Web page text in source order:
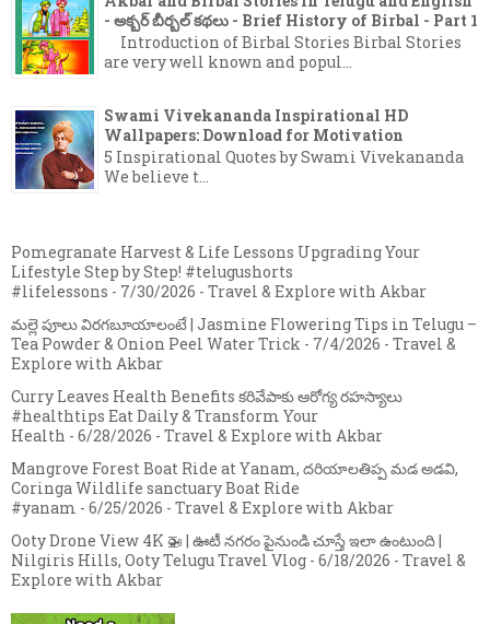
- అక్బర్ బీర్బల్ కథలు - Brief History of Birbal - Part 1
Introduction of Birbal Stories Birbal Stories
are very well known and popul...
Swami Vivekananda Inspirational HD
Wallpapers: Download for Motivation
5 Inspirational Quotes by Swami Vivekananda
We believe t...
Pomegranate Harvest & Life Lessons Upgrading Your
Lifestyle Step by Step! #telugushorts
#lifelessons - 7/30/2026 - Travel & Explore with Akbar
మల్లె పూలు విరగబూయాలంటే | Jasmine Flowering Tips in Telugu –
Tea Powder & Onion Peel Water Trick - 7/4/2026 - Travel &
Explore with Akbar
Curry Leaves Health Benefits కరివేపాకు ఆరోగ్య రహస్యాలు
#healthtips Eat Daily & Transform Your
Health - 6/28/2026 - Travel & Explore with Akbar
Mangrove Forest Boat Ride at Yanam, దరియాలతిప్ప మడ అడవి,
Coringa Wildlife sanctuary Boat Ride
#yanam - 6/25/2026 - Travel & Explore with Akbar
Ooty Drone View 4K 🚁 | ఊటీ నగరం పైనుండి చూస్తే ఇలా ఉంటుంది |
Nilgiris Hills, Ooty Telugu Travel Vlog - 6/18/2026 - Travel &
Explore with Akbar